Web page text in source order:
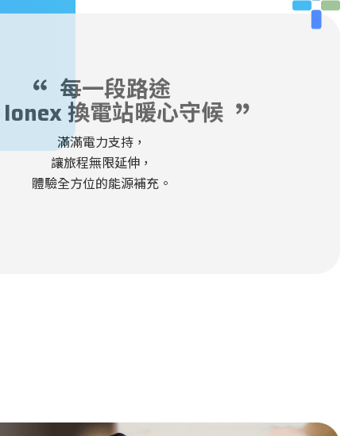
每一段路途
換電站暖心守候
滿滿電力支持，
讓旅程無限延伸，
體驗全方位的能源補充。